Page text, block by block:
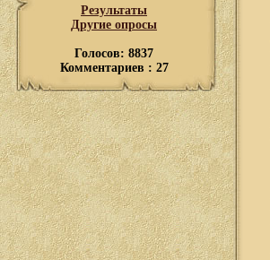
Результаты
Другие опросы
Голосов: 8837
Комментариев : 27